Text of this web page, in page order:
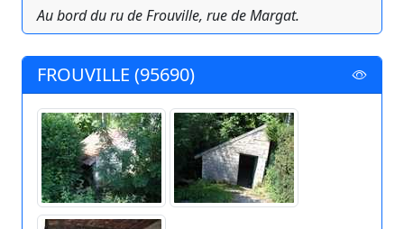
Au bord du ru de Frouville, rue de Margat.
FROUVILLE (95690)